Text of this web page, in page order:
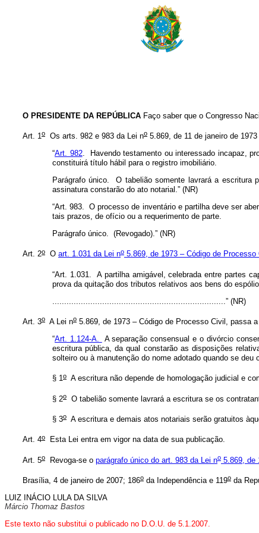
O PRESIDENTE DA REPÚBLICA Faço saber que o Congresso
Art. 1o Os arts. 982 e 983 da Lei no 5.869, de 11 de janeiro de
“Art. 982. Havendo testamento ou interessado incapaz,
constituirá título hábil para o registro imobiliário.
Parágrafo único. O tabelião somente lavrará a escritura
assinatura constarão do ato notarial.” (NR)
“Art. 983. O processo de inventário e partilha deve ser
tais prazos, de ofício ou a requerimento de parte.
Parágrafo único. (Revogado).” (NR)
Art. 2o O art. 1.031 da Lei no 5.869, de 1973 – Código de Processo
“Art. 1.031. A partilha amigável, celebrada entre partes
prova da quitação dos tributos relativos aos bens do
.........................................................................” (NR)
Art. 3o A Lei no 5.869, de 1973 – Código de Processo Civil, passa
“Art. 1.124-A.
A separação consensual e o divórcio
escritura pública, da qual constarão as disposições
solteiro ou à manutenção do nome adotado quando se deu
§ 1o A escritura não depende de homologação judicial e
§ 2o O tabelião somente lavrará a escritura se os
§ 3o A escritura e demais atos notariais serão gratuitos
Art. 4o Esta Lei entra em vigor na data de sua publicação.
Art. 5o Revoga-se o parágrafo único do art. 983 da Lei no 5.869, de
Brasília, 4 de janeiro de 2007; 186o da Independência e 119o da
LUIZ INÁCIO LULA DA SILVA
Márcio Thomaz Bastos
Este texto não substitui o publicado no D.O.U. de 5.1.2007.